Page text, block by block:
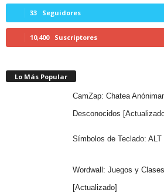
33 Seguidores
10,400 Suscriptores
Lo Más Popular
CamZap: Chatea
Desconocidos
Símbolos de Teclado:
Wordwall: Juegos y
[Actualizado]